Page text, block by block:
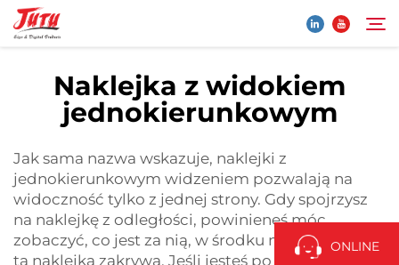
Strona Główna
Produkty
O Nas
Szukaj
ONLINE
Naklejka z widokiem
jednokierunkowym
Jak sama nazwa wskazuje, naklejki z
jednokierunkowym widzeniem pozwalają na
widoczność tylko z jednej strony. Gdy spojrzysz
na naklejkę z odległości, powinieneś móc
zobaczyć, co jest za nią, w środku miejsca, które
ta naklejka zakrywa. Jeśli jesteś po drugiej